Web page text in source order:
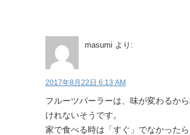
masumi より:
2017年8月22日 6:13 AM
フルーツパーラーは、味が変わるか
けれないそうです。
家で食べる時は「すぐ」でなかった